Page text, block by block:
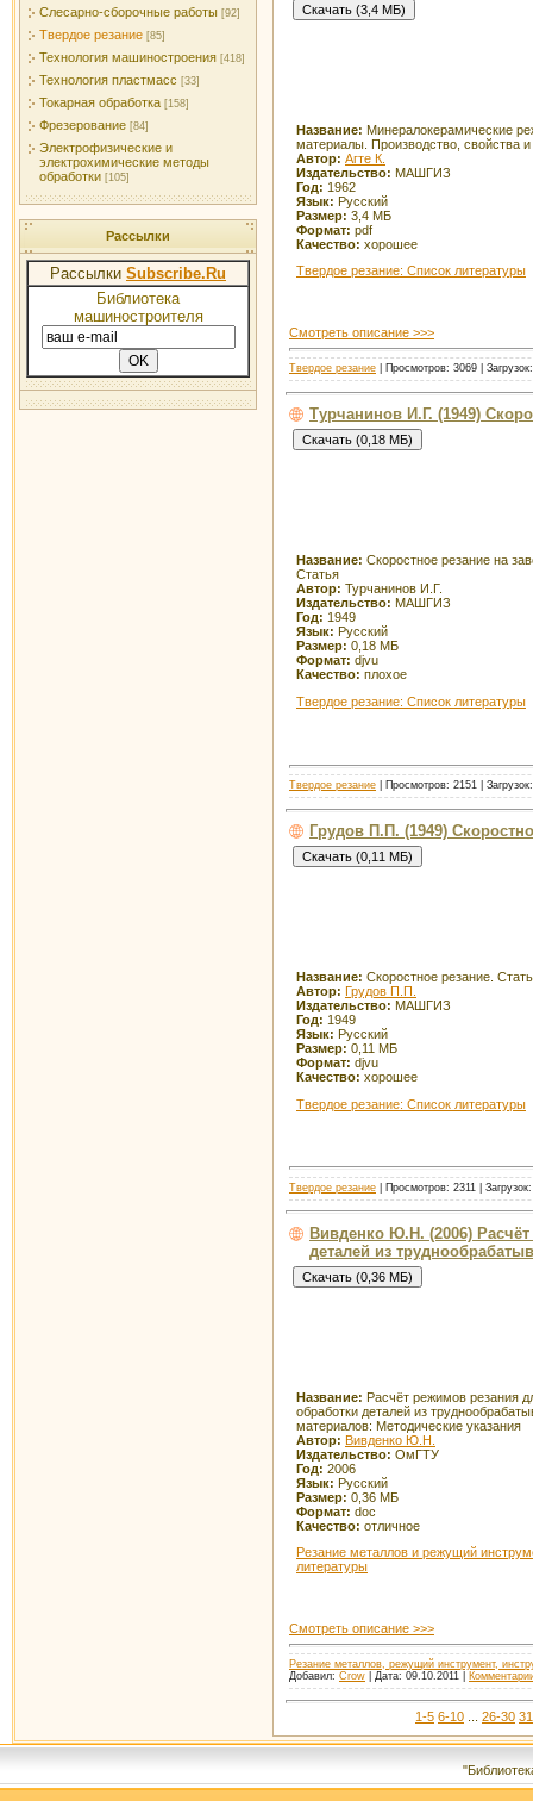
Слесарно-сборочные работы [92]
Твердое резание [85]
Технология машиностроения [418]
Технология пластмасс [33]
Токарная обработка [158]
Фрезерование [84]
Электрофизические и
электрохимические методы
обработки [105]
Рассылки
Рассылки Subscribe.Ru
Библиотека
машиностроителя
Название: Минералокерамические
материалы. Производство, свойства
Автор: Агте К.
Издательство: МАШГИЗ
Год: 1962
Язык: Русский
Размер: 3,4 МБ
Формат: pdf
Качество: хорошее
Твердое резание: Список литературы
Смотреть описание >>>
Твердое резание | Просмотров: 3069 |
Турчанинов И.Г. (1949)
Название: Скоростное резание на
Статья
Автор: Турчанинов И.Г.
Издательство: МАШГИЗ
Год: 1949
Язык: Русский
Размер: 0,18 МБ
Формат: djvu
Качество: плохое
Твердое резание: Список литературы
Твердое резание | Просмотров: 2151 |
Грудов П.П. (1949)
Название: Скоростное резание.
Автор: Грудов П.П.
Издательство: МАШГИЗ
Год: 1949
Язык: Русский
Размер: 0,11 МБ
Формат: djvu
Качество: хорошее
Твердое резание: Список литературы
Твердое резание | Просмотров: 2311 |
Вивденко Ю.Н. (2006)
деталей из
Название: Расчёт режимов резания
обработки деталей из
материалов: Методические указания
Автор: Вивденко Ю.Н.
Издательство: ОмГТУ
Год: 2006
Язык: Русский
Размер: 0,36 МБ
Формат: doc
Качество: отличное
Резание металлов и режущий
литературы
Смотреть описание >>>
Резание металлов, режущий инструмент,
Добавил: Crow | Дата: 09.10.2011
1-5 6-10 26-30